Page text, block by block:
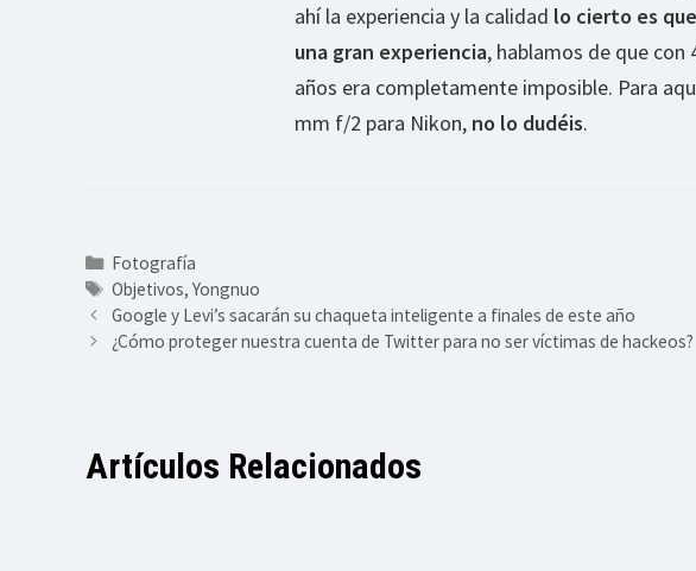
ahí la experiencia y la calidad lo cierto es
una gran experiencia, hablamos de que con
años era completamente imposible. Para
mm f/2 para Nikon, no lo dudéis.
Categorías
Fotografía
Etiquetas
Objetivos,Yongnuo
Google y Levi’s sacarán su chaqueta inteligente a finales de este año
¿Cómo proteger nuestra cuenta de Twitter para no ser víctimas de hackeos?
Artículos Relacionados